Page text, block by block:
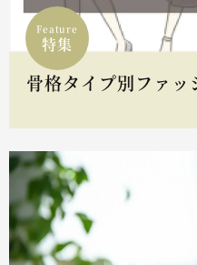
Feature
特集
骨格タイプ別ファッ